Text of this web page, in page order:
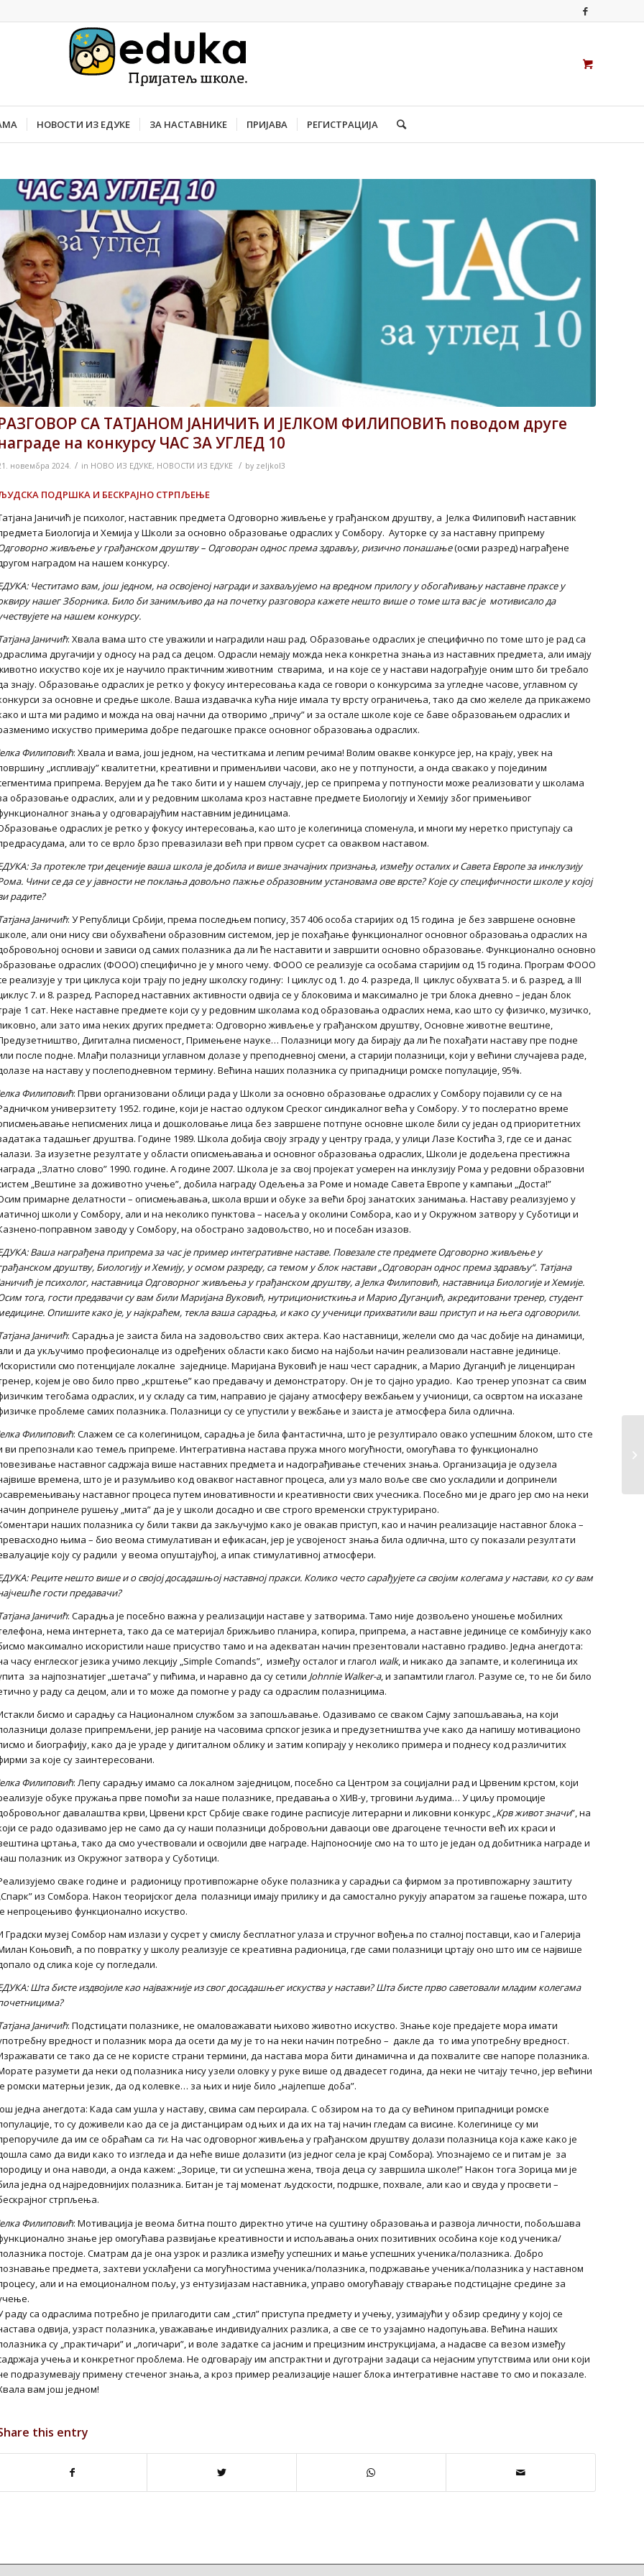
НОВОСТИ ИЗ ЕДУКЕ ЗА НАСТАВНИКЕ ПРИЈАВА РЕГИСТРАЦИЈА
СА ТАТЈАНОМ ЈАНИЧИЋ И ЈЕЛКОМ ФИЛИПОВИЋ поводом друге
на конкурсу ЧАС ЗА УГЛЕД 10
новембра 2024. / in НОВО ИЗ ЕДУКЕ, НОВОСТИ ИЗ ЕДУКЕ / by zeljkol3
ПОДРШКА И БЕСКРАЈНО СТРПЉЕЊЕ
Јаничић је психолог, наставник предмета Одговорно живљење у грађанском друштву, а Јелка Филиповић наставник
Биологија и Хемија у Школи за основно образовање одраслих у Сомбору. Ауторке су за наставну припрему
живљење у грађанском друштву – Одговоран однос према здрављу, ризично понашање(осми разред) награђене
наградом на нашем конкурсу.
Честитамо вам, још једном, на освојеној награди и захваљујемо на вредном прилогу у обогаћивању наставне праксе у
нашег Зборника. Било би занимљиво да на почетку разговора кажете нешто више о томе шта вас је мотивисало да
на нашем конкурсу.
Јаничић: Хвала вама што сте уважили и наградили наш рад. Образовање одраслих је специфично по томе што је рад са
другачији у односу на рад са децом. Одрасли немају можда нека конкретна знања из наставних предмета, али имају
искуство које их је научило практичним животним стварима, и на које се у настави надограђује оним што би требало
знају. Образовање одраслих је ретко у фокусу интересовања када се говори о конкурсима за угледне часове, углавном су
за основне и средње школе. Ваша издавачка кућа није имала ту врсту ограничења, тако да смо желеле да прикажемо
и шта ми радимо и можда на овај начни да отворимо „причу” и за остале школе које се баве образовањем одраслих и
искуство примерима добре педагошке праксе основног образовања одраслих.
Филиповић: Хвала и вама, још једном, на честиткама и лепим речима! Волим овакве конкурсе јер, на крају, увек на
„испливају” квалитетни, креативни и применљиви часови, ако не у потпуности, а онда свакако у појединим
припрема. Верујем да ће тако бити и у нашем случају, јер се припрема у потпуности може реализовати у школама
образовање одраслих, али и у редовним школама кроз наставне предмете Биологију и Хемију због примењивог
знања у одговарајућим наставним јединицама.
одраслих је ретко у фокусу интересовања, као што је колегиница споменула, и многи му неретко приступају са
али то се врло брзо превазилази већ при првом сусрет са оваквом наставом.
За протекле три деценије ваша школа је добила и више значајних признања, између осталих и Савета Европе за инклузију
Чини се да се у јавности не поклања довољно пажње образовним установама ове врсте? Које су специфичности школе у којој
радите?
Јаничић: У Републици Србији, према последњем попису, 357 406 особа старијих од 15 година је без завршене основне
али они нису сви обухваћени образовним системом, јер је похађање функционалног основног образовања одраслих на
основи и зависи од самих полазника да ли ће наставити и завршити основно образовање. Функционално основно
одраслих (ФООО) специфично је у много чему. ФООО се реализује са особама старијим од 15 година. Програм ФООО
реализује у три циклуса који трају по једну школску годину: I циклус од 1. до 4. разреда, II циклус обухвата 5. и 6. разред, а III
7. и 8. разред. Распоред наставних активности одвија се у блоковима и максимално је три блока дневно – један блок
1 сат. Неке наставне предмете који су у редовним школама код образовања одраслих нема, као што су физичко, музичко,
али зато има неких других предмета: Одговорно живљење у грађанском друштву, Основне животне вештине,
Дигитална писменост, Примењене науке… Полазници могу да бирају да ли ће похађати наставу пре подне
после подне. Млађи полазници углавном долазе у преподневној смени, а старији полазници, који у већини случајева раде,
на наставу у послеподневном термину. Већина наших полазника су припадници ромске популације, 95%.
Филиповић: Први организовани облици рада у Школи за основно образовање одраслих у Сомбору појавили су се на
универзитету 1952. године, који је настао одлуком Среског синдикалног већа у Сомбору. У то послератно време
неписмених лица и дошколовање лица без завршене потпуне основне школе били су један од приоритетних
тадашњег друштва. Године 1989. Школа добија своју зграду у центру града, у улици Лазе Костића 3, где се и данас
За изузетне резултате у области описмењавања и основног образовања одраслих, Школи је додељена престижна
,,Златно слово” 1990. године. А године 2007. Школа је за свој пројекат усмерен на инклузију Рома у редовни образовни
„Вештине за доживотно учење”, добила награду Одељења за Роме и номаде Савета Европе у кампањи „Доста!”
примарне делатности – описмењавања, школа врши и обуке за већи број занатских занимања. Наставу реализујемо у
школи у Сомбору, али и на неколико пунктова – насеља у околини Сомбора, као и у Окружном затвору у Суботици и
поправном заводу у Сомбору, на обострано задовољство, но и посебан изазов.
Ваша награђена припрема за час је пример интегративне наставе. Повезале сте предмете Одговорно живљење у
друштву, Биологију и Хемију, у осмом разреду, са темом у блок настави „Одговоран однос према здрављу“. Татјана
је психолог, наставница Одговорног живљења у грађанском друштву, аЈелка Филиповић, наставницаБиологије иХемије.
тога, гости предавачи су вам билиМаријана Вуковић, нутриционисткињаиМарио Дуганџић, акредитовани тренер, студент
. Опишите како је, у најкраћем, текла ваша сарадња, и како су ученици прихватили ваш приступ и на њега одговорили.
Јаничић: Сарадња је заиста била на задовољство свих актера. Као наставници, желели смо да час добије на динамици,
и да укључимо професионалце из одређених области како бисмо на најбољи начин реализовали наставне јединице.
смо потенцијале локалне заједнице. Маријана Вуковић је наш чест сарадник, а Марио Дуганџић је лиценциран
којем је ово било прво „крштење” као предавачу и демонстратору. Он је то сјајно урадио. Као тренер упознат са свим
тегобама одраслих, и у складу са тим, направио је сјајану атмосферу вежбањем у учионици, са освртом на исказане
проблеме самих полазника. Полазници су се упустили у вежбање и заиста је атмосфера била одлична.
Филиповић: Слажем се са колегиницом, сарадња је била фантастична, што је резултирало овако успешним блоком, што сте
ви препознали као темељ припреме. Интегративна настава пружа много могућности, омогућава то функционално
наставног садржаја више наставних предмета и надограђивање стечених знања. Организација је одузела
времена, што је и разумљиво код оваквог наставног процеса, али уз мало воље све смо ускладили и допринели
наставног процеса путем иновативности и креативности свих учесника. Посебно ми је драго јер смо на неки
допринеле рушењу „мита” да је у школи досадно и све строго временски структурирано.
наших полазника су били такви да закључујмо како је овакав приступ, као и начин реализације наставног блока –
њима – био веома стимулативан и ефикасан, јер је усвојеност знања била одлична, што су показали резултати
коју су радили у веома опуштајућој, а ипак стимулативној атмосфери.
Реците нешто више и о својој досадашњој наставној пракси. Колико често сарађујете са својим колегама у настави, ко су вам
гости предавачи?
Јаничић: Сарадња је посебно важна у реализацији наставе у затворима. Тамо није дозвољено уношење мобилних
нема интернета, тако да се материјал брижљиво планира, копира, припрема, а наставне јединице се комбинују како
максимално искористили наше присуство тамо и на адекватан начин презентовали наставно градиво. Једна анегдота:
часу енглеског језика учимо лекцију „Simple Comands”, између осталог и глагол walk, и никако да запамте, и колегиница их
за најпознатијег „шетача” у пићима, и наравно да су сетили Johnnie Walker-а, и запамтили глагол. Разуме се, то не би било
у раду са децом, али и то може да помогне у раду са одраслим полазницима.
бисмо и сарадњу са Националном службом за запошљавање. Одазивамо се сваком Сајму запошљавања, на који
долазе припремљени, јер раније на часовима српског језика и предузетништва уче како да напишу мотивационо
и биографију, како да је ураде у дигиталном облику и затим копирају у неколико примера и поднесу код различитих
за које су заинтересовани.
Филиповић: Лепу сарадњу имамо са локалном заједницом, посебно са Центром за социјални рад и Црвеним крстом, који
обуке пружања прве помоћи за наше полазнике, предавања о ХИВ-у, трговини људима… У циљу промоције
давалаштва крви, Црвени крст Србије сваке године расписује литерарни и ликовни конкурс „Крв живот значи”, на
се радо одазивамо јер не само да су наши полазници добровољни даваоци ове драгоцене течности већ их краси и
цртања, тако да смо учествовали и освојили две награде. Најпоносније смо на то што је један од добитника награде и
полазник из Окружног затвора у Суботици.
сваке године и радионицу противпожарне обуке полазника у сарадњи са фирмом за противпожарну заштиту
из Сомбора. Након теоријског дела полазници имају прилику и да самостално рукују апаратом за гашење пожара, што
непроцењиво функционално искуство.
Градски музеј Сомбор нам излази у сусрет у смислу бесплатног улаза и стручног вођења по сталној поставци, као и Галерија
Коњовић, а по повратку у школу реализује се креативна радионица, где сами полазници цртају оно што им се највише
од слика које су погледали.
Шта бисте издвојиле као најважније из свог досадашњег искуства у настави? Шта бисте прво саветовали младим колегама
Јаничић: Подстицати полазнике, не омаловажавати њихово животно искуство. Знање које предајете мора имати
вредност и полазник мора да осети да му је то на неки начин потребно – дакле да то има употребну вредност.
се тако да се не користе страни термини, да настава мора бити динамична и да похвалите све напоре полазника.
разумети да неки од полазника нису узели оловку у руке више од двадесет година, да неки не читају течно, јер већини
ромски матерњи језик, да од колевке… за њих и није било „најлепше доба”.
једна анегдота: Када сам ушла у наставу, свима сам персирала. С обзиром на то да су већином припадници ромске
то су доживели као да се ја дистанцирам од њих и да их на тај начин гледам са висине. Колегинице су ми
да им се обраћам са ти. На час одговорног живљења у грађанском друштву долази полазница која каже како је
само да види како то изгледа и да неће више долазити (из једног села је крај Сомбора). Упознајемо се и питам је за
и она наводи, а онда кажем: „Зорице, ти си успешна жена, твоја деца су завршила школе!” Након тога Зорица ми је
једна од најредовнијих полазника. Битан је тај моменат људскости, подршке, похвале, али као и свуда у просвети –
стрпљења.
Филиповић: Мотивација је веома битна пошто директно утиче на суштину образовања и развоја личности, побољшава
знање јер омогућава развијање креативности и испољавања оних позитивних особина које код ученика/
постоје. Сматрам да је она узрок и разлика између успешних и мање успешних ученика/полазника. Добро
предмета, захтеви усклађени са могућностима ученика/полазника, подржавање ученика/полазника у наставном
али и на емоционалном пољу, уз ентузијазам наставника, управо омогућавају стварање подстицајне средине за
раду са одраслима потребно је прилагодити сам „стил” приступа предмету и учењу, узимајући у обзир средину у којој се
одвија, узраст полазника, уважавање индивидуалних разлика, а све се то узајамно надопуњава. Већина наших
су „практичари” и „логичари”, и воле задатке са јасним и прецизним инструкцијама, а надасве са везом између
учења и конкретног проблема. Не одговарају им апстрактни и дуготрајни задаци са нејасним упутствима или они који
подразумевају примену стеченог знања, а кроз пример реализације нашег блока интегративне наставе то смо и показале.
вам још једном!
this entry